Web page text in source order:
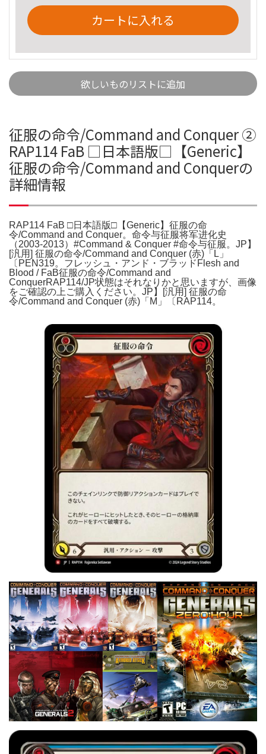
カートに入れる
欲しいものリストに追加
征服の命令/Command and Conquer ②
RAP114 FaB □日本語版□【Generic】
征服の命令/Command and Conquerの
詳細情報
RAP114 FaB □日本語版□【Generic】征服の命
令/Command and Conquer。命令与征服将军进化史
（2003-2013）#Command & Conquer #命令与征服。JP】
[汎用] 征服の命令/Command and Conquer (赤)「L」
〔PEN319。フレッシュ・アンド・ブラッドFlesh and
Blood / FaB征服の命令/Command and
ConquerRAP114/JP状態はそれなりかと思いますが、画像
をご確認の上ご購入ください。JP】[汎用] 征服の命
令/Command and Conquer (赤)「M」〔RAP114。